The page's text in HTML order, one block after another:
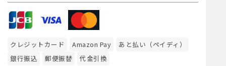
クレジットカード Amazon Pay
あと払い（ペイディ）
銀行振込
郵便振替 代金引換